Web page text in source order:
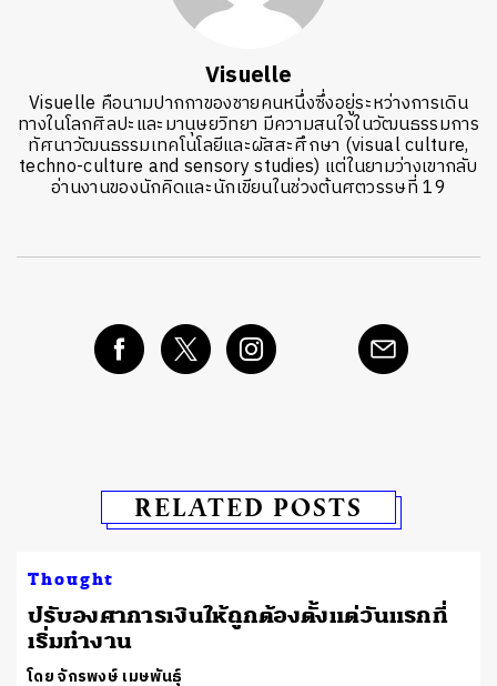
Visuelle
Visuelle คือนามปากกาของชายคนหนึ่งซึ่งอยู่ระหว่างการเดิน
ทางในโลกศิลปะและมานุษยวิทยา มีความสนใจในวัฒนธรรมการ
ทัศนาวัฒนธรรมเทคโนโลยีและผัสสะศึกษา (visual culture,
techno-culture and sensory studies) แต่ในยามว่างเขากลับ
อ่านงานของนักคิดและนักเขียนในช่วงต้นศตวรรษที่ 19
RELATED POSTS
Thought
ปรับองศาการเงินให้ถูกต้องตั้งแต่วันแรกที่
เริ่มทำงาน
โดย จักรพงษ์ เมษพันธุ์